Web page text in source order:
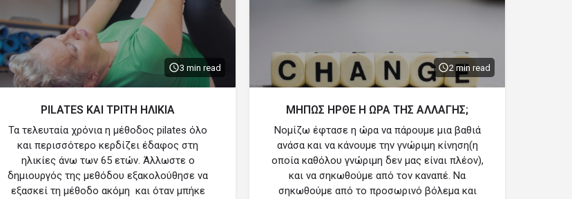
3 min read
PILATES ΚΑΙ ΤΡΙΤΗ ΗΛΙΚΙΑ
Τα τελευταία χρόνια η μέθοδος pilates όλο
και περισσότερο κερδίζει έδαφος στη
ηλικίες άνω των 65 ετών. Άλλωστε ο
δημιουργός της μεθόδου εξακολούθησε να
εξασκεί τη μέθοδο ακόμη και όταν μπήκε
2 min read
ΜΗΠΩΣ ΗΡΘΕ Η ΩΡΑ ΤΗΣ ΑΛΛΑΓΗΣ;
Νομίζω έφτασε η ώρα να πάρουμε μια βαθιά
ανάσα και να κάνουμε την γνώριμη κίνηση(η
οποία καθόλου γνώριμη δεν μας είναι πλέον),
και να σηκωθούμε από τον καναπέ. Να
σηκωθούμε από το προσωρινό βόλεμα και